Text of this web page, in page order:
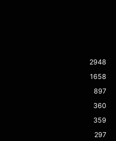
2948
1658
897
360
359
297